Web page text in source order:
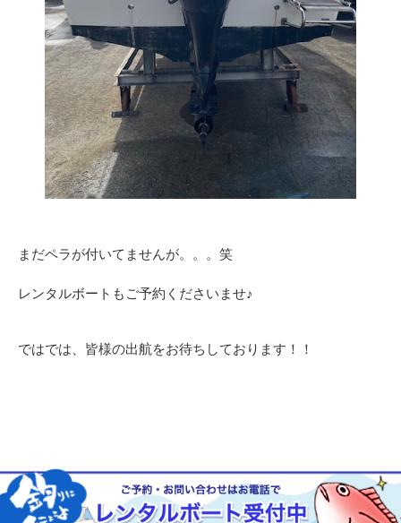
まだペラが付いてませんが。。。笑
レンタルボートもご予約くださいませ♪
ではでは、皆様の出航をお待ちしております！！